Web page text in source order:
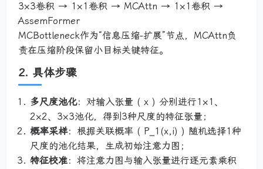
3×3卷积 → 1×1卷积 → MCAttn → 1×1卷积 →
AssemFormer
MCBottleneck作为“信息压缩-扩展”节点，MCAttn负
责在压缩阶段保留小目标关键特征。
2. 具体步骤
多尺度池化：对输入张量 ( x ) 分别进行1×1、
2×2、3×3池化，得到3种尺度的特征张量；
概率采样：根据关联概率 ( P_1(x,i) ) 随机选择1种
尺度的池化结果，生成初始注意力图；
特征校准：将注意力图与输入张量进行逐元素乘积